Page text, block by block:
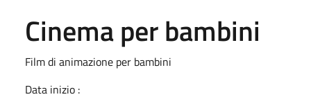
Cinema per bambini
Film di animazione per bambini
Data inizio :